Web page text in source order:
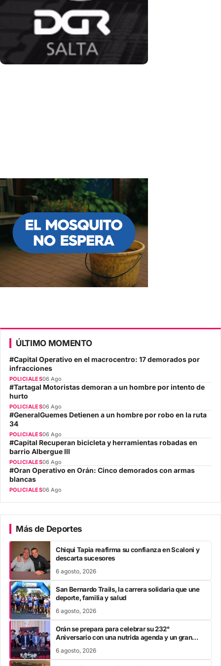
ÚLTIMO MOMENTO
#Capital Operativo en el macrocentro: 17 demorados por
infracciones
POLICIALES06 Ago
#Tartagal Motoristas demoran a un hombre por intento de
hurto
POLICIALES06 Ago
#GeneralGuemes Detienen a un hombre por robo en la ruta
34
POLICIALES06 Ago
#Capital Recuperan bicicleta y herramientas robadas en
barrio Albergue III
POLICIALES06 Ago
#Oran Operativo en Orán: Cinco demorados con armas
blancas
POLICIALES06 Ago
Más de Deportes
Chiqui Tapia reafirma su confianza en Scaloni y
descarta sucesores
6 agosto, 2026
San Bernardo Trails, la carrera solidaria que une
deporte, familia y salud
6 agosto, 2026
Orán se prepara para celebrar su 232°
Aniversario con una nutrida agenda y un gran
6 agosto, 2026